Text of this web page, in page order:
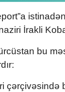
İrakli
bu